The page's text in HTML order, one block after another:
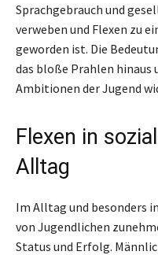
Sprachgebrauch und
verweben und Flexen zu
geworden ist. Die
das bloße Prahlen hinaus
Ambitionen der Jugend
Flexen in
Alltag
Im Alltag und besonders
von Jugendlichen
Status und Erfolg.